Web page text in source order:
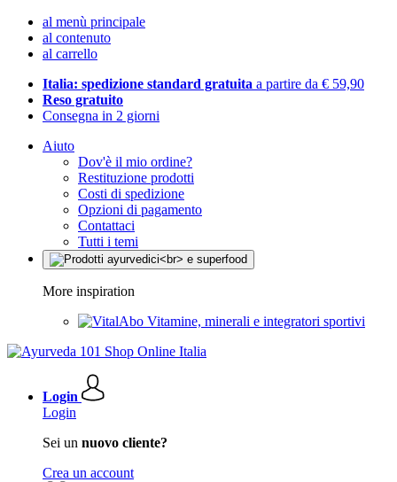
al menù principale
al contenuto
al carrello
Italia: spedizione standard gratuita a partire da € 59,90
Reso gratuito
Consegna in 2 giorni
Aiuto
Dov'è il mio ordine?
Restituzione prodotti
Costi di spedizione
Opzioni di pagamento
Contattaci
Tutti i temi
More inspiration
Vitamine, minerali e integratori sportivi
Login
Login
Sei un nuovo cliente?
Crea un account